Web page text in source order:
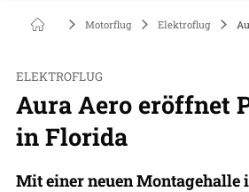
Motorflug Elektroflug
ELEKTROFLUG
Aura Aero eröffnet
in Florida
Mit einer neuen Montagehalle